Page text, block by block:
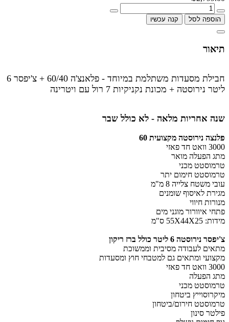
הוספה לסל קנה עכשיו
תיאור
חבילת מסעדות משתלמת במיוחד - פלאנצ'ה 60/40 + צ'יפסר 6
ליטר נירוסטה + מכונת נקניקיות 7 רול עם ויטרינה
שנה אחריות מלאה - לא כולל שבר
פלנצה נירוסטה מקצועית 60
3000 וואט חד פאזי
מתג הפעלה מואר
טרמוסטט מכני
טרמוסטט חימום יתר
עובי משטח צלייה 8 מ"מ
מגירת לאיסוף שומנים
מנורות חיווי
פתחי איוורור מוגני מים
מידות: 55X44X25 ס"מ
צ'יפסר נירוסטה 6 ליטר כולל ברז ריקון
מתאים לעבודה מסיבית וממשוכת
מקצועי ומתאים גם למטבחי חוץ ומסעדות
3000 וואט חד פאזי
מתג הפעלה
טרמוסטט מכני
מיקרוסוייץ ביטחון
טרמוסטט חירום/ביטחון
פילטר סינון